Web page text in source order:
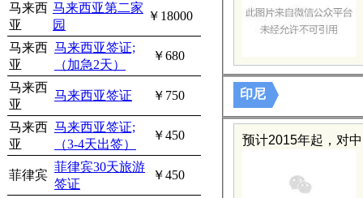
马来西
亚
马来西亚第二家
园
￥18000
马来西
亚
马来西亚签证;
（加急2天）
￥680
马来西
亚
马来西亚签证 ￥750
马来西
亚
马来西亚签证;
（3-4天出签）
￥450
菲律宾
菲律宾30天旅游
签证
￥450
印尼
预计2015年起，对